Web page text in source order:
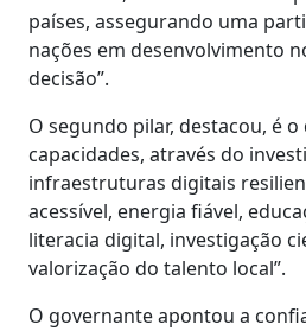
países, assegurando uma
nações em desenvolvimento
decisão”.
O segundo pilar, destacou, é
capacidades, através do
infraestruturas digitais
acessível, energia fiável,
literacia digital, investigação
valorização do talento local”.
O governante apontou a